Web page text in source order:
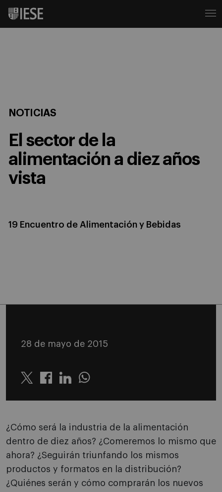
NOTICIAS
El sector de la
alimentación a diez años
vista
19 Encuentro de Alimentación y Bebidas
28 de mayo de 2015
Twitter LinkedinWhatsapp
¿Cómo será la industria de la alimentación
dentro de diez años? ¿Comeremos lo mismo que
ahora? ¿Seguirán triunfando los mismos
productos y formatos en la distribución?
¿Quiénes serán y cómo comprarán los nuevos